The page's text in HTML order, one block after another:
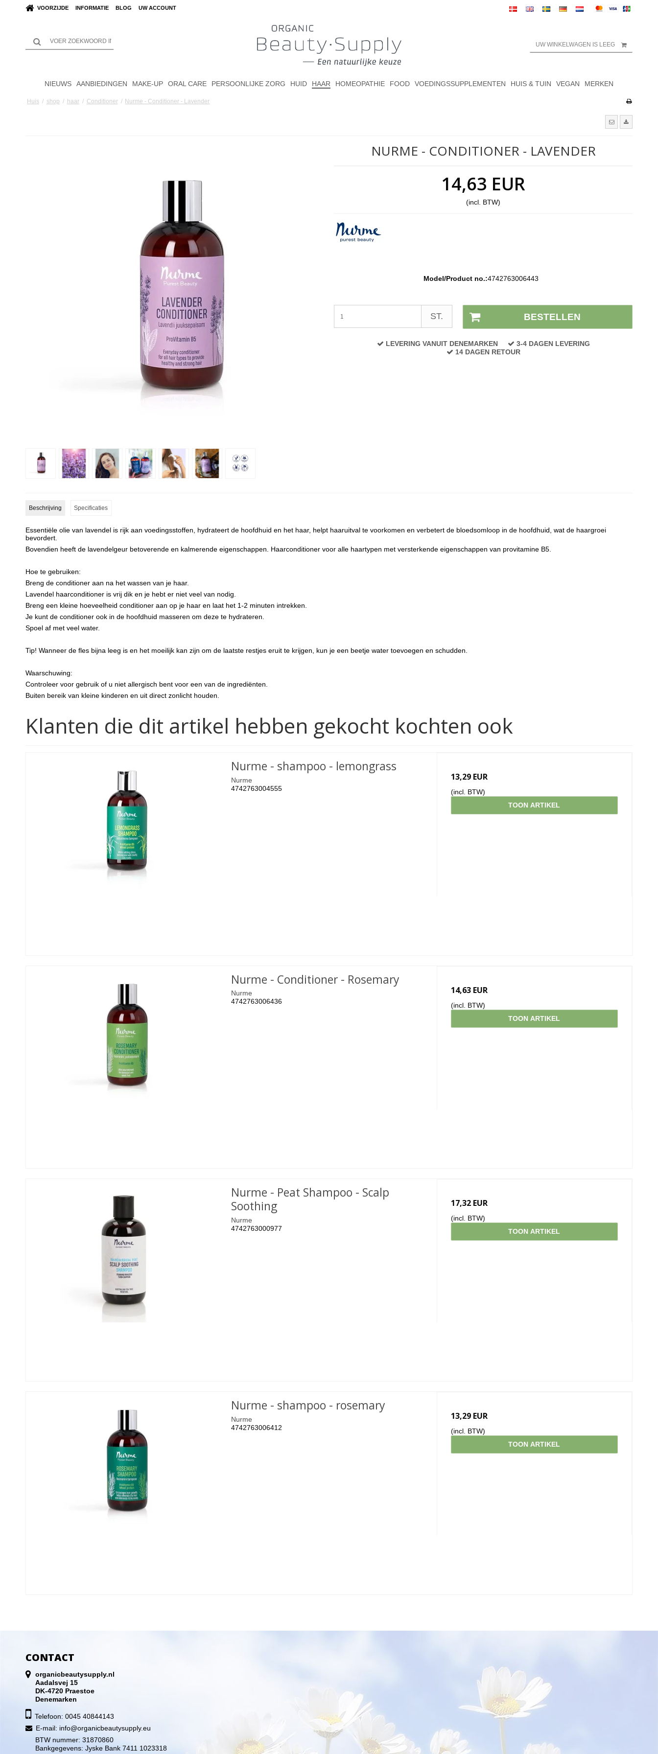
VOORZIJDE INFORMATIE BLOG UW ACCOUNT
UW WINKELWAGEN IS LEEG
NIEUWS AANBIEDINGEN MAKE-UP ORAL CARE PERSOONLIJKE ZORG HUID HAAR HOMEOPATHIE FOOD VOEDINGSSUPPLEMENTEN HUIS & TUIN VEGAN MERKEN
Huis / shop / haar / Conditioner / Nurme - Conditioner - Lavender
NURME - CONDITIONER - LAVENDER
14,63 EUR
(incl. BTW)
Model/Product no.:4742763006443
ST. BESTELLEN
LEVERING VANUIT DENEMARKEN
3-4 DAGEN LEVERING
14 DAGEN RETOUR
Beschrijving Specificaties
Essentiële olie van lavendel is rijk aan voedingsstoffen, hydrateert de hoofdhuid en het haar, helpt haaruitval te voorkomen en verbetert de bloedsomloop in de hoofdhuid, wat de haargroei
bevordert.
Bovendien heeft de lavendelgeur betoverende en kalmerende eigenschappen. Haarconditioner voor alle haartypen met versterkende eigenschappen van provitamine B5.
Hoe te gebruiken:
Breng de conditioner aan na het wassen van je haar.
Lavendel haarconditioner is vrij dik en je hebt er niet veel van nodig.
Breng een kleine hoeveelheid conditioner aan op je haar en laat het 1-2 minuten intrekken.
Je kunt de conditioner ook in de hoofdhuid masseren om deze te hydrateren.
Spoel af met veel water.
Tip! Wanneer de fles bijna leeg is en het moeilijk kan zijn om de laatste restjes eruit te krijgen, kun je een beetje water toevoegen en schudden.
Waarschuwing:
Controleer voor gebruik of u niet allergisch bent voor een van de ingrediënten.
Buiten bereik van kleine kinderen en uit direct zonlicht houden.
Klanten die dit artikel hebben gekocht kochten ook
Nurme - shampoo - lemongrass
Nurme
4742763004555
13,29 EUR
(incl. BTW)
TOON ARTIKEL
Nurme - Conditioner - Rosemary
Nurme
4742763006436
14,63 EUR
(incl. BTW)
TOON ARTIKEL
Nurme - Peat Shampoo - Scalp
Soothing
Nurme
4742763000977
17,32 EUR
(incl. BTW)
TOON ARTIKEL
Nurme - shampoo - rosemary
Nurme
4742763006412
13,29 EUR
(incl. BTW)
TOON ARTIKEL
CONTACT
organicbeautysupply.nl
Aadalsvej 15
DK-4720 Praestoe
Denemarken
Telefoon: 0045 40844143
E-mail: info@organicbeautysupply.eu
BTW nummer: 31870860
Bankgegevens: Jyske Bank 7411 1023318